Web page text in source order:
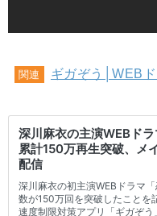
関連 ギガぞう│WEB